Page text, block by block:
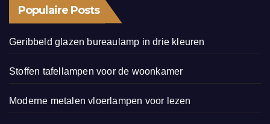
Populaire Posts
Geribbeld glazen bureaulamp in drie kleuren
Stoffen tafellampen voor de woonkamer
Moderne metalen vloerlampen voor lezen